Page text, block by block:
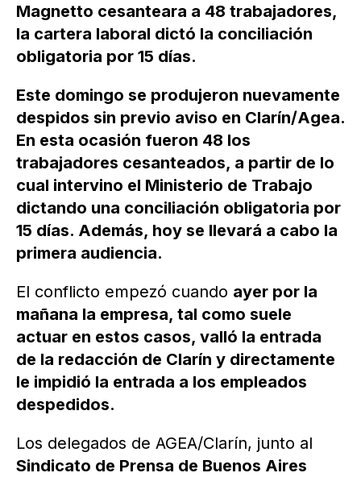
Magnetto cesanteara a 48 trabajadores,
la cartera laboral dictó la conciliación
obligatoria por 15 días.
Este domingo se produjeron nuevamente
despidos sin previo aviso en Clarín/Agea.
En esta ocasión fueron 48 los
trabajadores cesanteados, a partir de lo
cual intervino el Ministerio de Trabajo
dictando una conciliación obligatoria por
15 días. Además, hoy se llevará a cabo la
primera audiencia.
El conflicto empezó cuando ayer por la
mañana la empresa, tal como suele
actuar en estos casos, valló la entrada
de la redacción de Clarín y directamente
le impidió la entrada a los empleados
despedidos.
Los delegados de AGEA/Clarín, junto al
Sindicato de Prensa de Buenos Aires